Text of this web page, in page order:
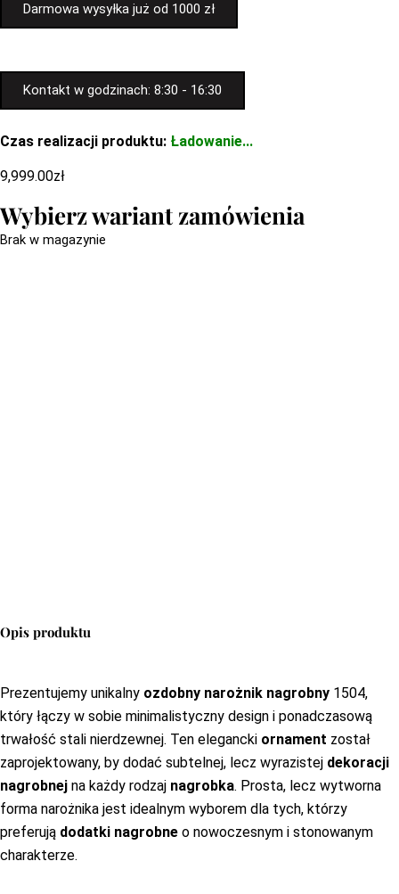
Darmowa wysyłka już od 1000 zł
Kontakt w godzinach: 8:30 - 16:30
Czas realizacji produktu: Ładowanie...
9,999.00zł
Wybierz wariant zamówienia
Brak w magazynie
Opis produktu
Prezentujemy unikalny ozdobny narożnik nagrobny 1504,
który łączy w sobie minimalistyczny design i ponadczasową
trwałość stali nierdzewnej. Ten elegancki ornament został
zaprojektowany, by dodać subtelnej, lecz wyrazistej dekoracji
nagrobnej na każdy rodzaj nagrobka. Prosta, lecz wytworna
forma narożnika jest idealnym wyborem dla tych, którzy
preferują dodatki nagrobne o nowoczesnym i stonowanym
charakterze.